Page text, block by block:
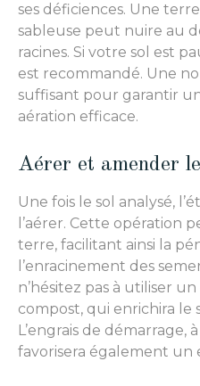
ses déficiences. Une
sableuse peut nuire au
racines. Si votre sol est
est recommandé. Une
suffisant pour garantir
aération efficace.
Aérer et amender
Une fois le sol analysé,
l’aérer. Cette opération
terre, facilitant ainsi la
l’enracinement des
n’hésitez pas à utiliser
compost, qui enrichira le
L’engrais de démarrage,
favorisera également un